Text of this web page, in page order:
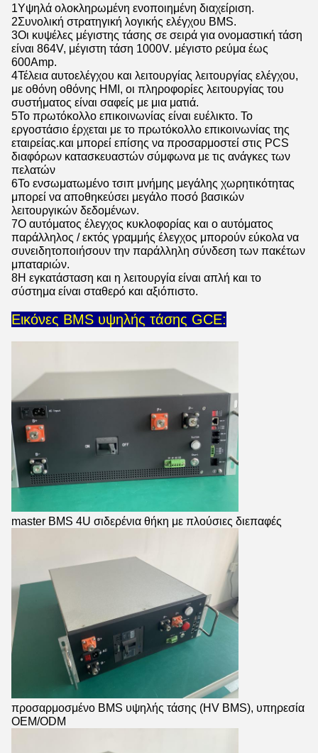
1Υψηλά ολοκληρωμένη ενοποιημένη διαχείριση.
2Συνολική στρατηγική λογικής ελέγχου BMS.
3Οι κυψέλες μέγιστης τάσης σε σειρά για ονομαστική τάση
είναι 864V, μέγιστη τάση 1000V. μέγιστο ρεύμα έως
600Amp.
4Τέλεια αυτοελέγχου και λειτουργίας λειτουργίας ελέγχου,
με οθόνη οθόνης HMI, οι πληροφορίες λειτουργίας του
συστήματος είναι σαφείς με μια ματιά.
5Το πρωτόκολλο επικοινωνίας είναι ευέλικτο. Το
εργοστάσιο έρχεται με το πρωτόκολλο επικοινωνίας της
εταιρείας.και μπορεί επίσης να προσαρμοστεί στις PCS
διαφόρων κατασκευαστών σύμφωνα με τις ανάγκες των
πελατών
6Το ενσωματωμένο τσιπ μνήμης μεγάλης χωρητικότητας
μπορεί να αποθηκεύσει μεγάλο ποσό βασικών
λειτουργικών δεδομένων.
7Ο αυτόματος έλεγχος κυκλοφορίας και ο αυτόματος
παράλληλος / εκτός γραμμής έλεγχος μπορούν εύκολα να
συνειδητοποιήσουν την παράλληλη σύνδεση των πακέτων
μπαταριών.
8Η εγκατάσταση και η λειτουργία είναι απλή και το
σύστημα είναι σταθερό και αξιόπιστο.
Εικόνες BMS υψηλής τάσης GCE:
master BMS 4U σιδερένια θήκη με πλούσιες διεπαφές
προσαρμοσμένο BMS υψηλής τάσης (HV BMS), υπηρεσία
OEM/ODM